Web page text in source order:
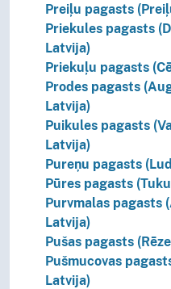
Preiļu pagasts
Priekules pagasts
Latvija)
Priekuļu pagasts
Prodes pagasts
Latvija)
Puikules pagasts
Latvija)
Pureņu pagasts
Pūres pagasts
Purvmalas pagasts
Latvija)
Pušas pagasts
Pušmucovas
Latvija)